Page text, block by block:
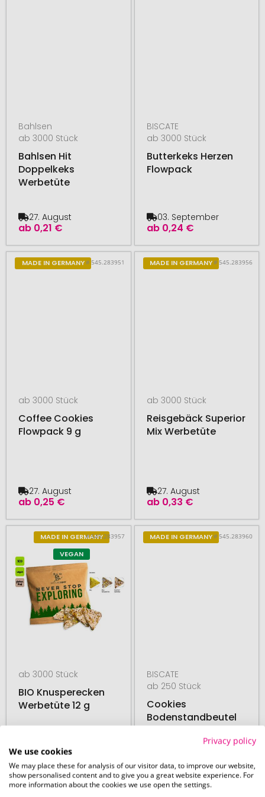
Bahlsen
ab 3000 Stück
Bahlsen Hit
Doppelkeks
Werbetüte
ab 0,21 €
27. August
BISCATE
ab 3000 Stück
Butterkeks Herzen
Flowpack
ab 0,24 €
03. September
MADE IN GERMANY# 545.283951
ab 3000 Stück
Coffee Cookies
Flowpack 9 g
ab 0,25 €
27. August
MADE IN GERMANY# 545.283956
ab 3000 Stück
Reisgebäck Superior
Mix Werbetüte
ab 0,33 €
27. August
MADE IN GERMANY
VEGAN
# 545.283957
ab 3000 Stück
BIO Knusperecken
Werbetüte 12 g
ab0,57 €
27. August
MADE IN GERMANY# 545.283960
BISCATE
ab 250 Stück
Cookies
Bodenstandbeutel
ab1,92 €
03. September
Privacy policy
We use cookies
We may place these for analysis of our visitor data, to improve our website,
show personalised content and to give you a great website experience. For
more information about the cookies we use open the settings.